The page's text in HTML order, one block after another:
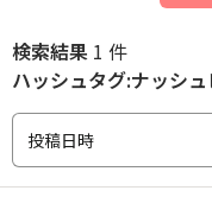
検索結果 1 件
ハッシュタグ:ナッシ
投稿日時